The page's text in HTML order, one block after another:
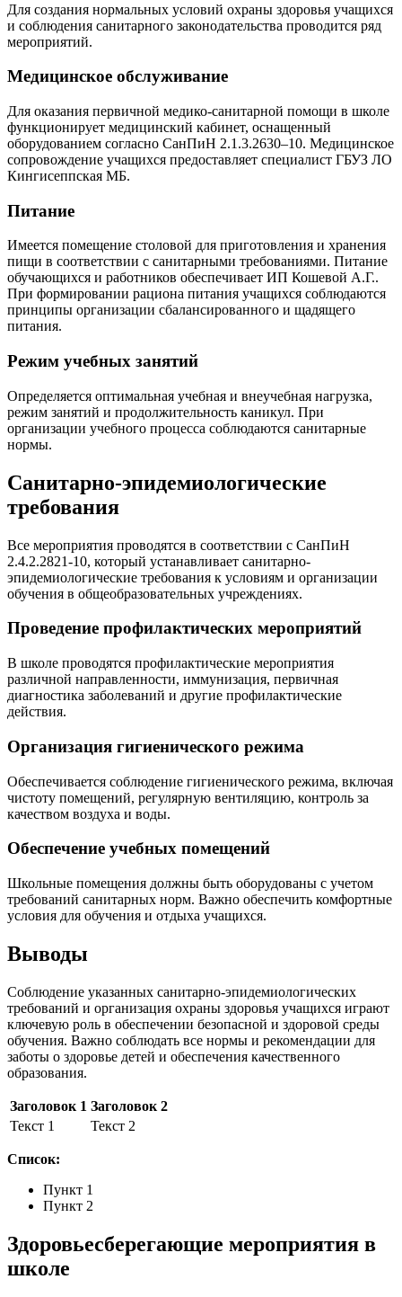
Для создания нормальных условий охраны здоровья учащихся
и соблюдения санитарного законодательства проводится ряд
мероприятий.
Медицинское обслуживание
Для оказания первичной медико-санитарной помощи в школе
функционирует медицинский кабинет, оснащенный
оборудованием согласно СанПиН 2.1.3.2630–10. Медицинское
сопровождение учащихся предоставляет специалист ГБУЗ ЛО
Кингисеппская МБ.
Питание
Имеется помещение столовой для приготовления и хранения
пищи в соответствии с санитарными требованиями. Питание
обучающихся и работников обеспечивает ИП Кошевой А.Г..
При формировании рациона питания учащихся соблюдаются
принципы организации сбалансированного и щадящего
питания.
Режим учебных занятий
Определяется оптимальная учебная и внеучебная нагрузка,
режим занятий и продолжительность каникул. При
организации учебного процесса соблюдаются санитарные
нормы.
Санитарно-эпидемиологические
требования
Все мероприятия проводятся в соответствии с СанПиН
2.4.2.2821-10, который устанавливает санитарно-
эпидемиологические требования к условиям и организации
обучения в общеобразовательных учреждениях.
Проведение профилактических мероприятий
В школе проводятся профилактические мероприятия
различной направленности, иммунизация, первичная
диагностика заболеваний и другие профилактические
действия.
Организация гигиенического режима
Обеспечивается соблюдение гигиенического режима, включая
чистоту помещений, регулярную вентиляцию, контроль за
качеством воздуха и воды.
Обеспечение учебных помещений
Школьные помещения должны быть оборудованы с учетом
требований санитарных норм. Важно обеспечить комфортные
условия для обучения и отдыха учащихся.
Выводы
Соблюдение указанных санитарно-эпидемиологических
требований и организация охраны здоровья учащихся играют
ключевую роль в обеспечении безопасной и здоровой среды
обучения. Важно соблюдать все нормы и рекомендации для
заботы о здоровье детей и обеспечения качественного
образования.
Заголовок 1 Заголовок 2
Текст 1
Текст 2
Список:
Пункт 1
Пункт 2
Здоровьесберегающие мероприятия в
школе